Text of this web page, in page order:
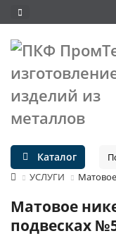
Каталог
УСЛУГИ
Матовое
подвесках